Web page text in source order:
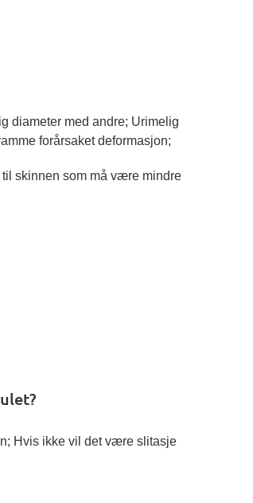
diameter med andre; Urimelig
forårsaket deformasjon;
skinnen som må være mindre
Hvis ikke vil det være slitasje